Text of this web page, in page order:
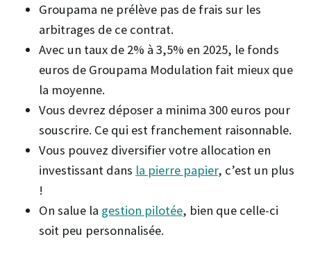
Groupama ne prélève pas de frais sur les
arbitrages de ce contrat.
Avec un taux de 2% à 3,5% en 2025, le fonds
euros de Groupama Modulation fait mieux que
la moyenne.
Vous devrez déposer a minima 300 euros pour
souscrire. Ce qui est franchement raisonnable.
Vous pouvez diversifier votre allocation en
investissant dans la pierre papier, c’est un plus
!
On salue la gestion pilotée, bien que celle-ci
soit peu personnalisée.